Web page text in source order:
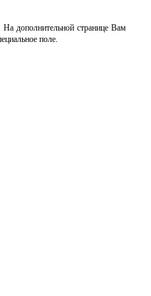
дополнительной странице Вам
поле.